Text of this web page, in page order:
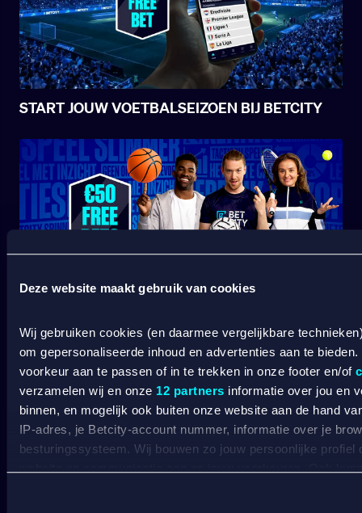
Deze website maakt gebruik van cookies
Wij gebruiken cookies (en daarmee vergelijkbare
om gepersonaliseerde inhoud en advertenties aan te
voorkeur aan te passen of in te trekken in onze footer en/of
verzamelen wij en onze 12 partners informatie over jou en
binnen, en mogelijk ook buiten onze website aan de hand
IP-adres, je Betcity-account nummer, informatie over je
besturingssysteem. Wij bouwen zo jouw persoonlijke profiel
START JOUW VOETBALSEIZOEN BIJ BETCITY
Wat kost gokken jou? Stop op tijd. 18+SPEEL
VERANTWOORD
BETCITY
SPORTSBOOK